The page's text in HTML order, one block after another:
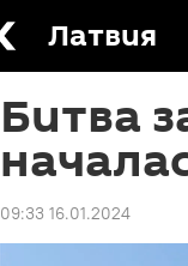
Латвия
Битва
09:33 16.01.2024